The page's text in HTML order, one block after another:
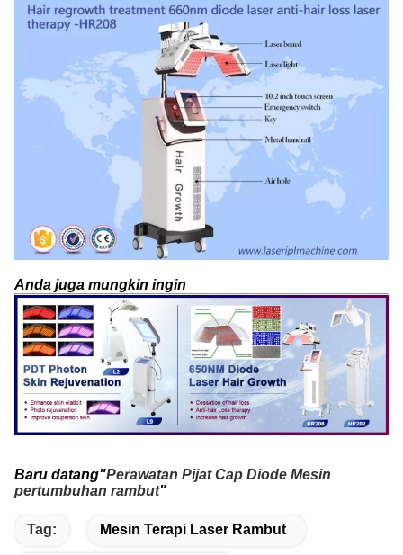
Anda juga mungkin ingin
Baru datang"Perawatan Pijat Cap Diode Mesin
pertumbuhan rambut"
Tag: Mesin Terapi Laser Rambut